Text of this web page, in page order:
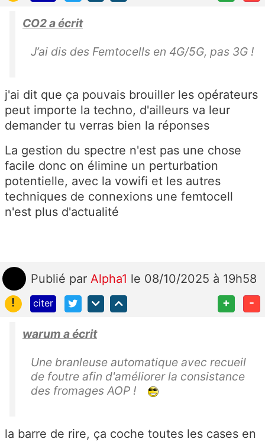
CO2 a écrit
J’ai dis des Femtocells en 4G/5G, pas 3G !
j'ai dit que ça pouvais brouiller les opérateurs
peut importe la techno, d'ailleurs va leur
demander tu verras bien la réponses
La gestion du spectre n'est pas une chose
facile donc on élimine un perturbation
potentielle, avec la vowifi et les autres
techniques de connexions une femtocell
n'est plus d'actualité
Publié par Alpha1 le 08/10/2025 à 19h58
!
citer + -
warum a écrit
Une branleuse automatique avec recueil
de foutre afin d'améliorer la consistance
des fromages AOP !
la barre de rire, ça coche toutes les cases en